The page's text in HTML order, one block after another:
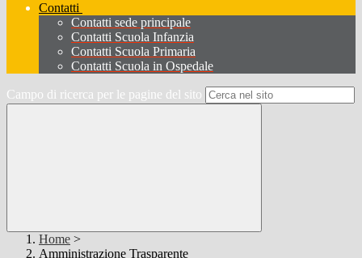
Contatti
Contatti sede principale
Contatti Scuola Infanzia
Contatti Scuola Primaria
Contatti Scuola in Ospedale
Campo di ricerca per le pagine del sito
Home >
Amministrazione Trasparente